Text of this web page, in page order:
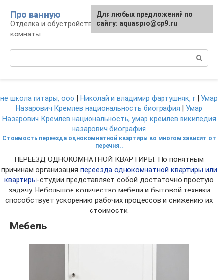
контенту
Про ванную
Отделка и обустройство современной ванной
комнаты
не школа гитары, ооо | Николай и владимир фартушняк, r | Умар
Назарович Кремлев национальность биография | Умар
Назарович Кремлев национальность, умар кремлев википедия
назарович биография
Стоимость переезда однокомнатной квартиры во многом зависит от
перечня..
ПЕРЕЕЗД ОДНОКОМНАТНОЙ КВАРТИРЫ. По понятным
причинам организация переезда однокомнатной квартиры или
квартиры-студии представляет собой достаточно простую
задачу. Небольшое количество мебели и бытовой техники
способствует ускорению рабочих процессов и снижению их
стоимости.
Мебель
Для любых предложений по
сайту: aquaspro@cp9.ru